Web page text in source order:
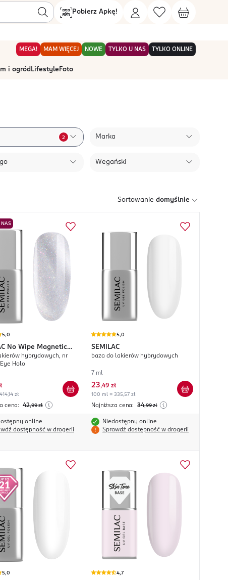
Pobierz Apkę!
MEGA! MAM WIĘCEJ NOWE TYLKO U NAS TYLKO ONLINE
i ogród Lifestyle Foto
2 Marka
Wegański
Sortowanie domyślnie
NAS
5,0
No Wipe Magnetic
hybrydowych, nr
Eye Holo
zł
cena: 42,99 zł
online
dostępność w drogerii
5,0
SEMILAC
baza do lakierów hybrydowych
7 ml
23,49 zł
100 ml = 335,57 zł
Najniższa cena: 34,99 zł
Niedostępny online
Sprawdź dostępność w drogerii
5,0 4,7